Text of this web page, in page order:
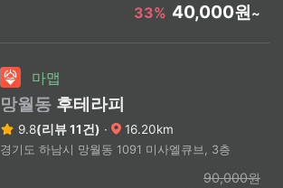
33% 40,000원~
마맵
망월동 후테라피
9.8(리뷰 11건) · 16.20km
경기도 하남시 망월동 1091 미사엘큐브, 3층
90,000원